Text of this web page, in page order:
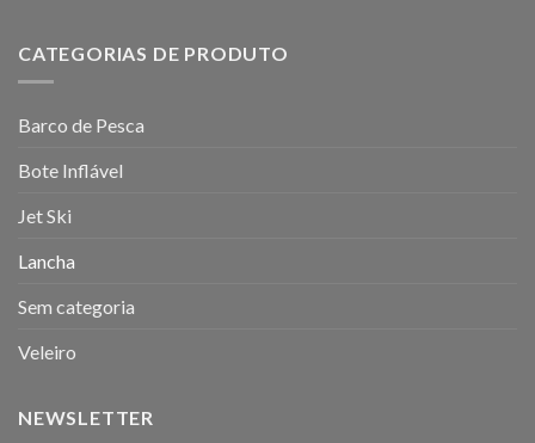
CATEGORIAS DE PRODUTO
Barco de Pesca
Bote Inflável
Jet Ski
Lancha
Sem categoria
Veleiro
NEWSLETTER